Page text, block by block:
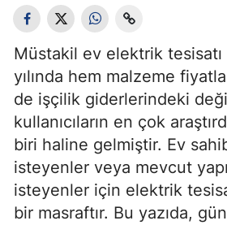
Müstakil ev elektrik
yılında hem malzeme
de işçilik giderlerindeki
kullanıcıların en çok
biri haline gelmiştir. Ev
isteyenler veya mevcut
isteyenler için elektrik
bir masraftır. Bu yazıda,